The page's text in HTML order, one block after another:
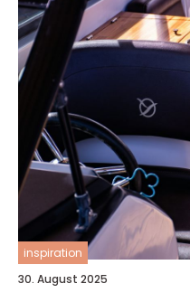
inspiration
30. August 2025